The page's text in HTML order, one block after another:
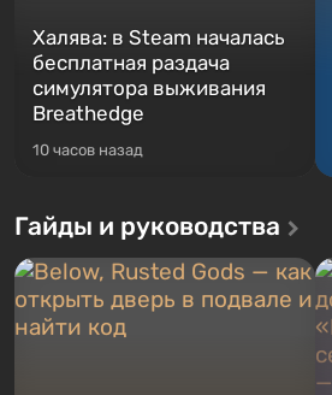
Халява: в Steam началась
бесплатная раздача
симулятора выживания
Breathedge
10 часов назад
Гайды и руководства